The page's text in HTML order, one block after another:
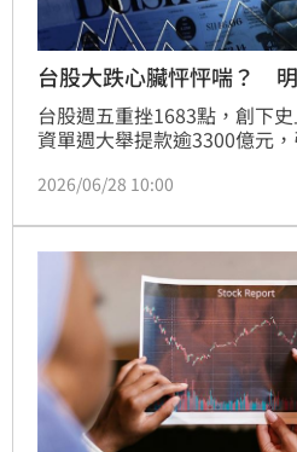
台股大跌心臟怦怦喘？
台股週五重挫1683點，創下
資單週大舉提款逾3300億元
影響、高槓桿及評價調整，並
導體產業長線趨勢依然穩健
水位並留意融資壓力，待市
仍具充足動能。
2026/06/28 10:00